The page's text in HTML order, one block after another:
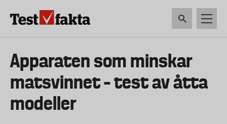
Huvudmeny
ny
Apparaten som minskar
matsvinnet – test av åtta
modeller